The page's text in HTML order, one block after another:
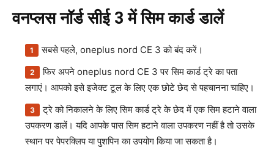
वनप्लस नॉर्ड सीई 3 में सिम कार्ड डालें
सबसे पहले, oneplus nord CE 3 को बंद करें।
फिर अपने oneplus nord CE 3 पर सिम कार्ड ट्रे का पता
लगाएं। आपको इसे इजेक्ट टूल के लिए एक छोटे छेद से पहचानना चाहिए।
ट्रे को निकालने के लिए सिम कार्ड ट्रे के छेद में एक सिम हटाने वाला
उपकरण डालें। यदि आपके पास सिम हटाने वाला उपकरण नहीं है तो उसके
स्थान पर पेपरक्लिप या पुशपिन का उपयोग किया जा सकता है।